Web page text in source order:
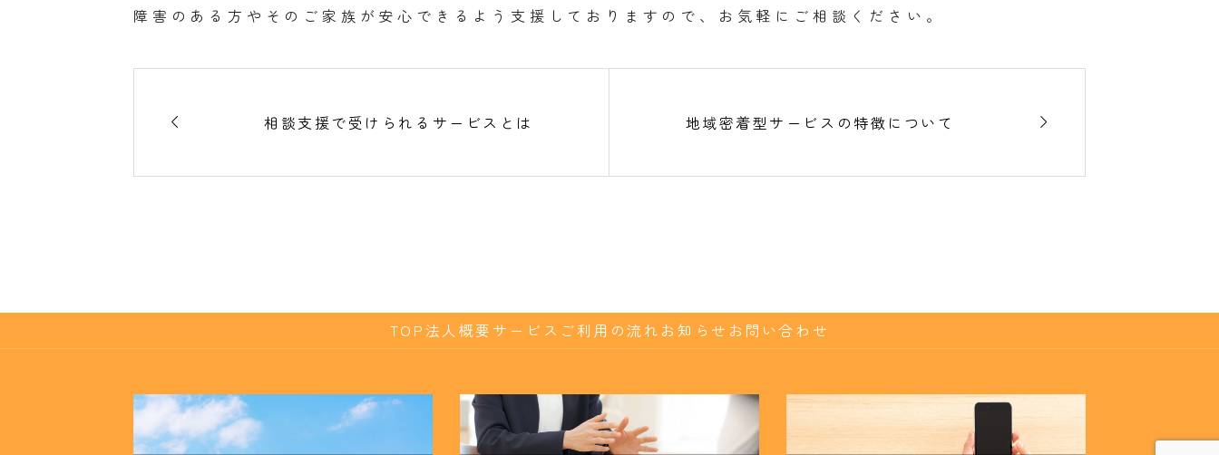
障害のある方やそのご家族が安心できるよう支援しておりますので、お気軽にご相談ください。
 相談支援で受けられるサービスとは 地域密着型サービスの特徴について 
TOP法人概要 サービス ご利用の流れ お知らせ お問い合わせ